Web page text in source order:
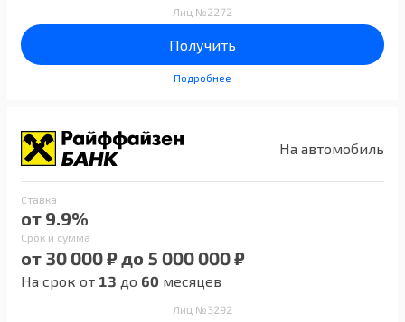
Лиц №2272
Получить
Подробнее
На автомобиль
Ставка
от 9.9%
Срок и сумма
от 30 000 ₽ до 5 000 000 ₽
На срок от 13 до 60 месяцев
Лиц №3292